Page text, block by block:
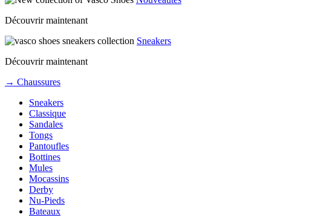
Découvrir maintenant
Sneakers
Découvrir maintenant
→ Chaussures
Sneakers
Classique
Sandales
Tongs
Pantoufles
Bottines
Mules
Mocassins
Derby
Nu-Pieds
Bateaux